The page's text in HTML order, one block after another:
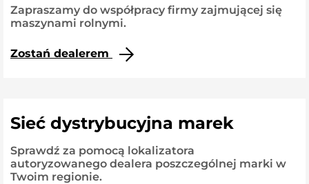
Zapraszamy do współpracy firmy zajmującej się
maszynami rolnymi.
Zostań dealerem
Sieć dystrybucyjna marek
Sprawdź za pomocą lokalizatora
autoryzowanego dealera poszczególnej marki w
Twoim regionie.